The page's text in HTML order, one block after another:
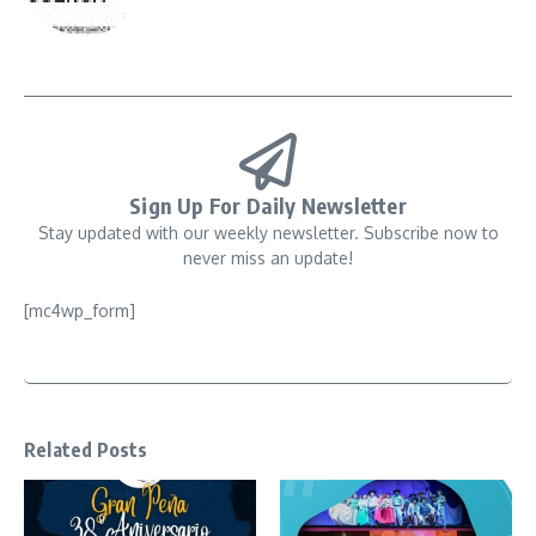
Sign Up For Daily Newsletter
Stay updated with our weekly newsletter. Subscribe now to
never miss an update!
[mc4wp_form]
Related Posts